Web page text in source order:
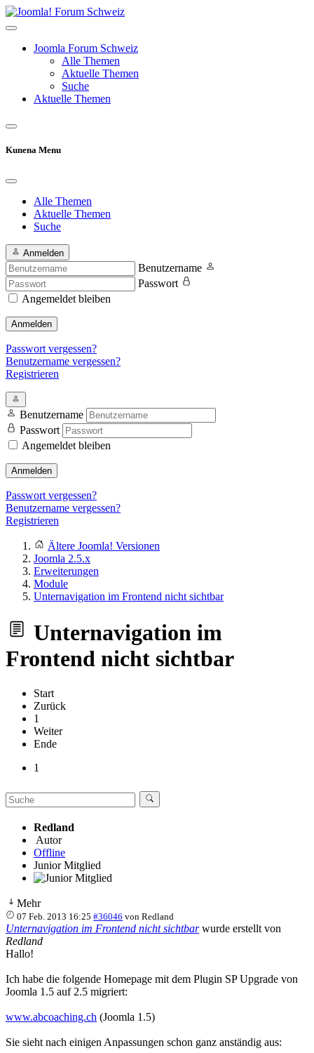
Joomla Forum Schweiz
Alle Themen
Aktuelle Themen
Suche
Aktuelle Themen
Kunena Menu
Alle Themen
Aktuelle Themen
Suche
Anmelden
Benutzername
Passwort
Angemeldet bleiben
Anmelden
Passwort vergessen?
Benutzername vergessen?
Registrieren
Benutzername
Passwort
Angemeldet bleiben
Anmelden
Passwort vergessen?
Benutzername vergessen?
Registrieren
Ältere Joomla! Versionen
Joomla 2.5.x
Erweiterungen
Module
Unternavigation im Frontend nicht sichtbar
Unternavigation im
Frontend nicht sichtbar
Start
Zurück
1
Weiter
Ende
1
Redland
Autor
Offline
Junior Mitglied
Mehr
07 Feb. 2013 16:25 #36046 vonRedland
Unternavigation im Frontend nicht sichtbarwurde erstellt von
Redland
Hallo!
Ich habe die folgende Homepage mit dem Plugin SP Upgrade von
Joomla 1.5 auf 2.5 migriert:
www.abcoaching.ch (Joomla 1.5)
Sie sieht nach einigen Anpassungen schon ganz anständig aus: